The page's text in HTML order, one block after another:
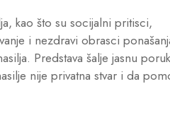
kao što su socijalni pritisci,
i nezdravi obrasci
Predstava šalje jasnu
nije privatna stvar i da